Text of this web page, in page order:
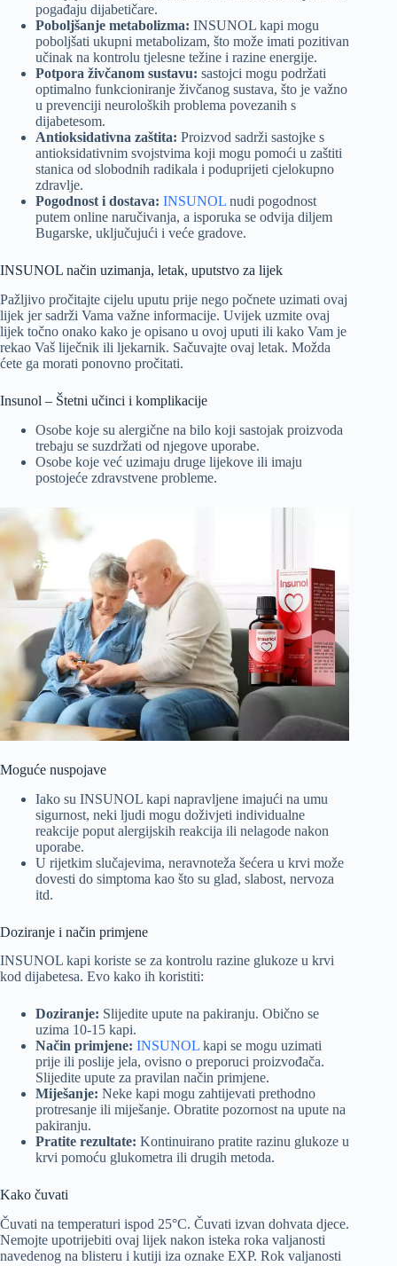
pogađaju dijabetičare.
Poboljšanje metabolizma: INSUNOL kapi mogu
poboljšati ukupni metabolizam, što može imati pozitivan
učinak na kontrolu tjelesne težine i razine energije.
Potpora živčanom sustavu: sastojci mogu podržati
optimalno funkcioniranje živčanog sustava, što je važno
u prevenciji neuroloških problema povezanih s
dijabetesom.
Antioksidativna zaštita: Proizvod sadrži sastojke s
antioksidativnim svojstvima koji mogu pomoći u zaštiti
stanica od slobodnih radikala i poduprijeti cjelokupno
zdravlje.
Pogodnost i dostava: INSUNOL nudi pogodnost
putem online naručivanja, a isporuka se odvija diljem
Bugarske, uključujući i veće gradove.
INSUNOL način uzimanja, letak, uputstvo za lijek
Pažljivo pročitajte cijelu uputu prije nego počnete uzimati ovaj
lijek jer sadrži Vama važne informacije. Uvijek uzmite ovaj
lijek točno onako kako je opisano u ovoj uputi ili kako Vam je
rekao Vaš liječnik ili ljekarnik. Sačuvajte ovaj letak. Možda
ćete ga morati ponovno pročitati.
Insunol – Štetni učinci i komplikacije
Osobe koje su alergične na bilo koji sastojak proizvoda
trebaju se suzdržati od njegove uporabe.
Osobe koje već uzimaju druge lijekove ili imaju
postojeće zdravstvene probleme.
Moguće nuspojave
Iako su INSUNOL kapi napravljene imajući na umu
sigurnost, neki ljudi mogu doživjeti individualne
reakcije poput alergijskih reakcija ili nelagode nakon
uporabe.
U rijetkim slučajevima, neravnoteža šećera u krvi može
dovesti do simptoma kao što su glad, slabost, nervoza
itd.
Doziranje i način primjene
INSUNOL kapi koriste se za kontrolu razine glukoze u krvi
kod dijabetesa. Evo kako ih koristiti:
Doziranje: Slijedite upute na pakiranju. Obično se
uzima 10-15 kapi.
Način primjene: INSUNOL kapi se mogu uzimati
prije ili poslije jela, ovisno o preporuci proizvođača.
Slijedite upute za pravilan način primjene.
Miješanje: Neke kapi mogu zahtijevati prethodno
protresanje ili miješanje. Obratite pozornost na upute na
pakiranju.
Pratite rezultate: Kontinuirano pratite razinu glukoze u
krvi pomoću glukometra ili drugih metoda.
Kako čuvati
Čuvati na temperaturi ispod 25°C. Čuvati izvan dohvata djece.
Nemojte upotrijebiti ovaj lijek nakon isteka roka valjanosti
navedenog na blisteru i kutiji iza oznake EXP. Rok valjanosti